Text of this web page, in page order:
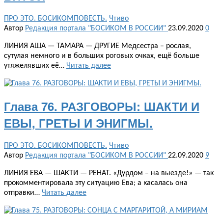
ПРО ЭТО. БОСИКОМПОВЕСТЬ. Чтиво
Автор Редакция портала "БОСИКОМ В РОССИИ" 23.09.2020 0
ЛИНИЯ АША — ТАМАРА — ДРУГИЕ Медсестра – рослая,
сутулая немного и в больших роговых очках, ещё больше
утяжелявших её… Читать далее
Глава 76. РАЗГОВОРЫ: ШАКТИ И
ЕВЫ, ГРЕТЫ И ЭНИГМЫ.
ПРО ЭТО. БОСИКОМПОВЕСТЬ. Чтиво
Автор Редакция портала "БОСИКОМ В РОССИИ" 22.09.2020 9
ЛИНИЯ ЕВА — ШАКТИ — РЕНАТ. «Дурдом – на выезде!» — так
прокомментировала эту ситуацию Ева; а касалась она
отправки… Читать далее